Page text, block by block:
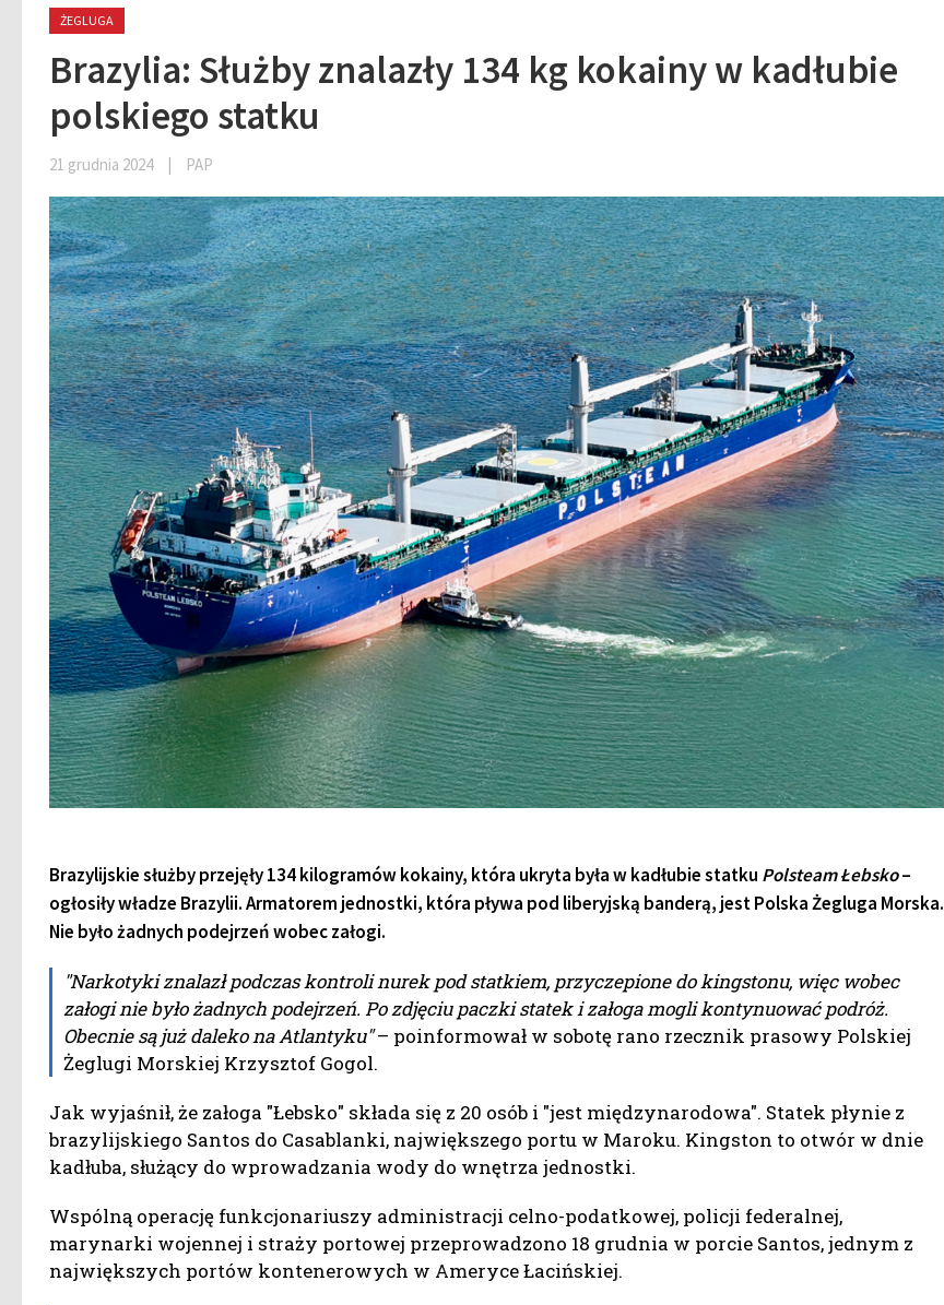
ŻEGLUGA
Brazylia: Służby znalazły 134 kg kokainy w kadłubie
polskiego statku
21 grudnia 2024 | PAP
Brazylijskie służby przejęły 134 kilogramów kokainy, która ukryta była w kadłubie statku Polsteam Łebsko–
ogłosiły władze Brazylii. Armatorem jednostki, która pływa pod liberyjską banderą, jest Polska Żegluga Morska.
Nie było żadnych podejrzeń wobec załogi.
"Narkotyki znalazł podczas kontroli nurek pod statkiem, przyczepione do kingstonu, więc wobec
załogi nie było żadnych podejrzeń. Po zdjęciu paczki statek i załoga mogli kontynuować podróż.
Obecnie są już daleko na Atlantyku"– poinformował w sobotę rano rzecznik prasowy Polskiej
Żeglugi Morskiej Krzysztof Gogol.
Jak wyjaśnił, że załoga "Łebsko" składa się z 20 osób i "jest międzynarodowa". Statek płynie z
brazylijskiego Santos do Casablanki, największego portu w Maroku. Kingston to otwór w dnie
kadłuba, służący do wprowadzania wody do wnętrza jednostki.
Wspólną operację funkcjonariuszy administracji celno-podatkowej, policji federalnej,
marynarki wojennej i straży portowej przeprowadzono 18 grudnia w porcie Santos, jednym z
największych portów kontenerowych w Ameryce Łacińskiej.